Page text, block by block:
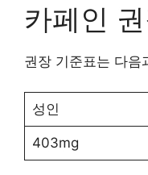
카페인
권장 기준표는 다음
성인
403mg